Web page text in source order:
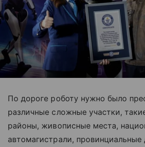
По дороге роботу нужно было
различные сложные участки,
районы, живописные места,
автомагистрали, провинциальные